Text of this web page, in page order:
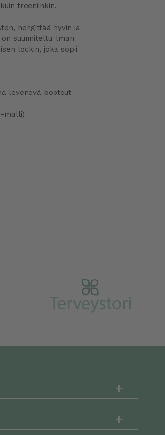
treeniinkin.
hengittää hyvin ja
suunniteltu ilman
lookin, joka sopii
levenevä bootcut-
malli)
+
+